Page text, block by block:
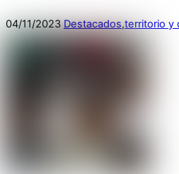
04/11/2023 Destacados,territorio y